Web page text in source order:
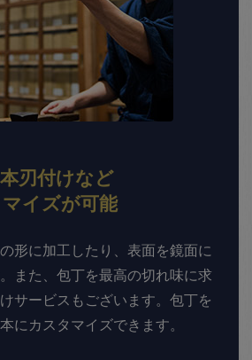
刃付けなど
イズが可能
形に加工したり、表面を鏡面に
また、包丁を最高の切れ味に求
サービスもございます。包丁を
にカスタマイズできます。